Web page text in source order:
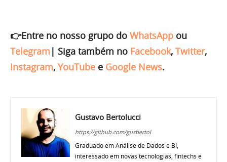
👉Entre no nosso grupo do WhatsApp ou
Telegram | Siga também no Facebook, Twitter,
Instagram, YouTube e Google News.
Gustavo Bertolucci
https://github.com/gusbertol
Graduado em Análise de Dados e BI,
interessado em novas tecnologias, fintechs e